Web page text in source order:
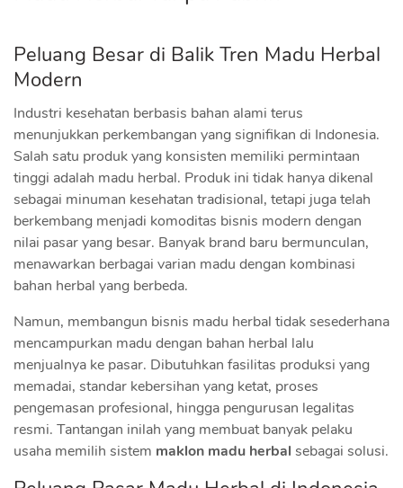
Peluang Besar di Balik Tren Madu Herbal
Modern
Industri kesehatan berbasis bahan alami terus
menunjukkan perkembangan yang signifikan di Indonesia.
Salah satu produk yang konsisten memiliki permintaan
tinggi adalah madu herbal. Produk ini tidak hanya dikenal
sebagai minuman kesehatan tradisional, tetapi juga telah
berkembang menjadi komoditas bisnis modern dengan
nilai pasar yang besar. Banyak brand baru bermunculan,
menawarkan berbagai varian madu dengan kombinasi
bahan herbal yang berbeda.
Namun, membangun bisnis madu herbal tidak sesederhana
mencampurkan madu dengan bahan herbal lalu
menjualnya ke pasar. Dibutuhkan fasilitas produksi yang
memadai, standar kebersihan yang ketat, proses
pengemasan profesional, hingga pengurusan legalitas
resmi. Tantangan inilah yang membuat banyak pelaku
usaha memilih sistem maklon madu herbal sebagai solusi.